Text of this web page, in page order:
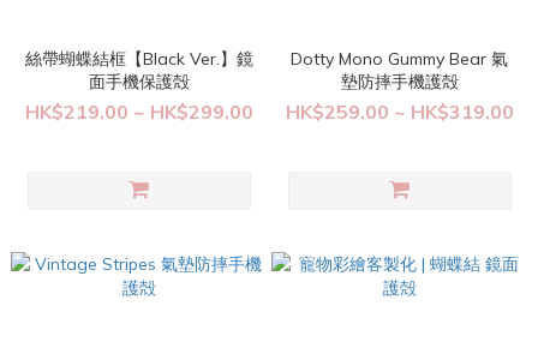
絲帶蝴蝶結框【Black Ver.】鏡
面手機保護殻
HK$219.00 ~ HK$299.00
Dotty Mono Gummy Bear 氣
墊防摔手機護殻
HK$259.00 ~ HK$319.00